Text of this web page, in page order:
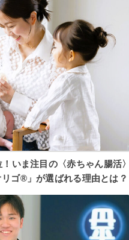
ゴ®」が選ばれる理由とは？